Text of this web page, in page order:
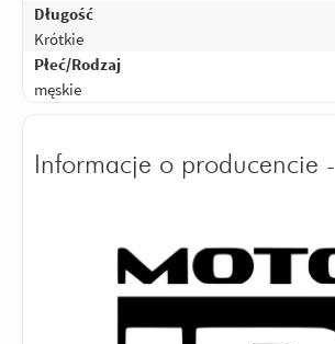
Długość
Krótkie
Płeć/Rodzaj
męskie
Informacje o producencie -